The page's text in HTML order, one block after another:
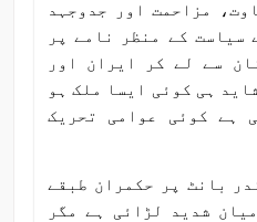
مزاحمت اور جدوجہد
سیاست کے منظر نامے پر
سے لے کر ایران اور
ہی کوئی ایسا ملک ہو
ہے کوئی عوامی تحریک
بانٹ پر حکمران طبقے
شدید لڑائی ہے مگر